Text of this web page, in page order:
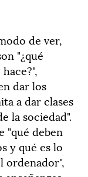
de ver,
"¿qué
dar los
a dar clases
la sociedad".
"qué deben
y qué es lo
ordenador",